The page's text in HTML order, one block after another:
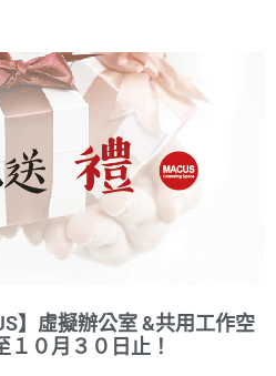
】虛擬辦公室 &共用工作空
１０月３０日止！